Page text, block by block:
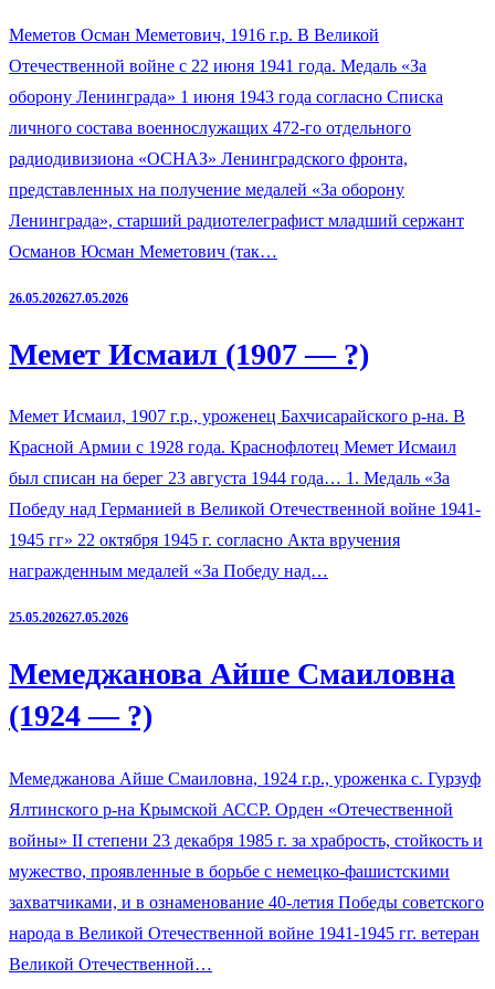
Меметов Осман Меметович, 1916 г.р. В Великой
Отечественной войне с 22 июня 1941 года. Медаль «За
оборону Ленинграда» 1 июня 1943 года согласно Списка
личного состава военнослужащих 472-го отдельного
радиодивизиона «ОСНАЗ» Ленинградского фронта,
представленных на получение медалей «За оборону
Ленинграда», старший радиотелеграфист младший сержант
Османов Юсман Меметович (так…
26.05.202627.05.2026
Мемет Исмаил (1907 — ?)
Мемет Исмаил, 1907 г.р., уроженец Бахчисарайского р-на. В
Красной Армии с 1928 года. Краснофлотец Мемет Исмаил
был списан на берег 23 августа 1944 года… 1. Медаль «За
Победу над Германией в Великой Отечественной войне 1941-
1945 гг» 22 октября 1945 г. согласно Акта вручения
награжденным медалей «За Победу над…
25.05.202627.05.2026
Мемеджанова Айше Смаиловна
(1924 — ?)
Мемеджанова Айше Смаиловна, 1924 г.р., уроженка с. Гурзуф
Ялтинского р-на Крымской АССР. Орден «Отечественной
войны» II степени 23 декабря 1985 г. за храбрость, стойкость и
мужество, проявленные в борьбе с немецко-фашистскими
захватчиками, и в ознаменование 40-летия Победы советского
народа в Великой Отечественной войне 1941-1945 гг. ветеран
Великой Отечественной…